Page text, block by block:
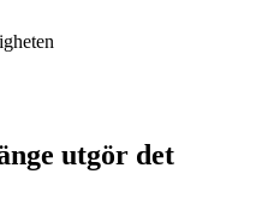
utgör det